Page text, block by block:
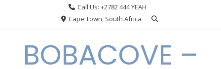
Call Us: +2782 444 YEAH
Cape Town, South Africa
BOBACOVE –